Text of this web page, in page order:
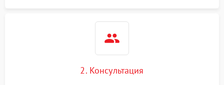
2. Консультация